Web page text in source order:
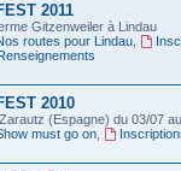
2011
à la ferme Gitzenweiler à Lindau
routes pour Lindau,
2010
(Espagne) du 03/07
must go on,